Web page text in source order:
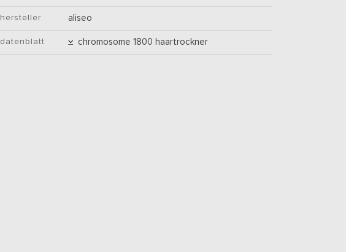
hersteller aliseo
datenblatt chromosome 1800 haartrockner